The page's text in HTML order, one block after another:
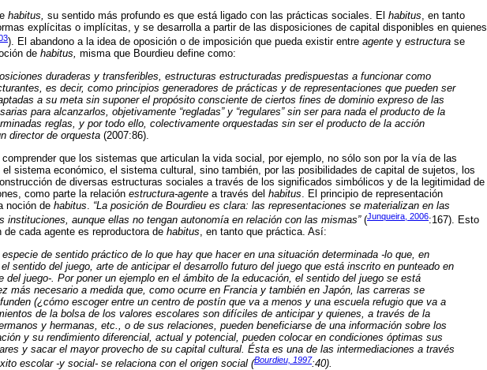
habitus, su sentido más profundo es que está ligado con las prácticas sociales. El habitus, en tanto
explícitas o implícitas, y se desarrolla a partir de las disposiciones de capital disponibles en quienes
). El abandono a la idea de oposición o de imposición que pueda existir entre agente y estructura se
de habitus, misma que Bourdieu define como:
duraderas y transferibles, estructuras estructuradas predispuestas a funcionar como
es decir, como principios generadores de prácticas y de representaciones que pueden ser
a su meta sin suponer el propósito consciente de ciertos fines de dominio expreso de las
para alcanzarlos, objetivamente “regladas” y “regulares” sin ser para nada el producto de la
reglas, y por todo ello, colectivamente orquestadas sin ser el producto de la acción
director de orquesta (2007:86).
que los sistemas que articulan la vida social, por ejemplo, no sólo son por la vía de las
sistema económico, el sistema cultural, sino también, por las posibilidades de capital de sujetos, los
de diversas estructuras sociales a través de los significados simbólicos y de la legitimidad de
como parte la relación estructura-agente a través del habitus . El principio de representación
noción de habitus
“La posición de Bourdieu es clara: las representaciones se materializan en las
instituciones, aunque ellas no tengan autonomía en relación con las mismas”(Junqueira, 2006:167). Esto
cada agente es reproductora de habitus, en tanto que práctica. Así:
de sentido práctico de lo que hay que hacer en una situación determinada -lo que, en
sentido del juego, arte de anticipar el desarrollo futuro del juego que está inscrito en punteado en
del juego-. Por poner un ejemplo en el ámbito de la educación, el sentido del juego se está
más necesario a medida que, como ocurre en Francia y también en Japón, las carreras se
(¿cómo escoger entre un centro de postín que va a menos y una escuela refugio que va a
de la bolsa de los valores escolares son difíciles de anticipar y quienes, a través de la
y hermanas, etc., o de sus relaciones, pueden beneficiarse de una información sobre los
y su rendimiento diferencial, actual y potencial, pueden colocar en condiciones óptimas sus
y sacar el mayor provecho de su capital cultural. Ésta es una de las intermediaciones a través
escolar -y social- se relaciona con el origen social (Bourdieu, 1997:40).